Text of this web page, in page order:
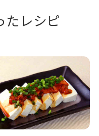
たレシピ